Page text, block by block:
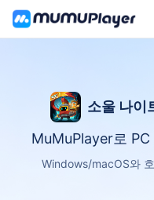
소울 나이
MuMuPlayer로
Windows/macOS와